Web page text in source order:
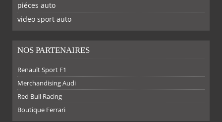
SUR SUR SUR SUR
FACEBOOKTWITTER
piéces auto
video sport auto
NOS PARTENAIRES
Renault Sport F1
Merchandising Audi
Red Bull Racing
Boutique Ferrari